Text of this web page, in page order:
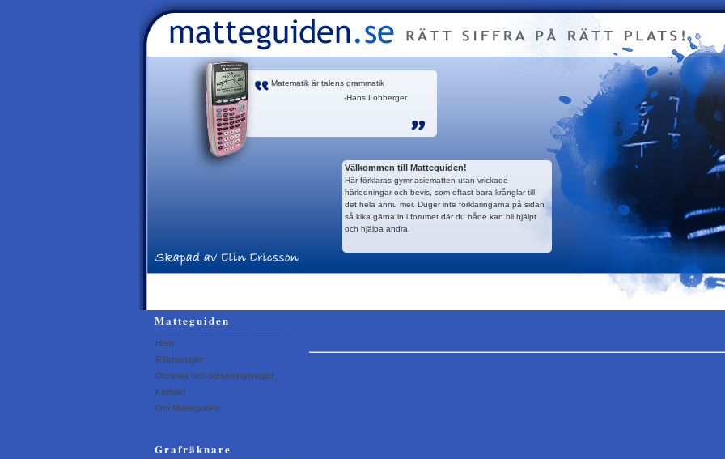
Matematik är talens grammatik
-Hans Lohberger
Välkommen till Matteguiden!
Här förklaras gymnasiematten utan vrickade
härledningar och bevis, som oftast bara krånglar till
det hela ännu mer. Duger inte förklaringarna på sidan
så kika gärna in i forumet där du både kan bli hjälpt
och hjälpa andra.
Matteguiden
Hem
Räkneregler
Derivata och deriveringsregler
Kontakt
Om Matteguiden
Grafräknare